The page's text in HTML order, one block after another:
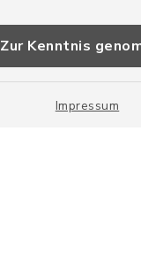
Zur Kenntnis
Impressum
Impressum
Sitemap